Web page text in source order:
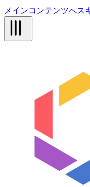
メインコンテンツへス